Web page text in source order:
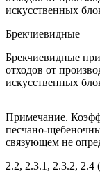
искусственных
Брекчиевидные
Брекчиевидные
отходов от
искусственных
Примечание.
песчано-
связующем не
2.2, 2.3.1, 2.3.2,